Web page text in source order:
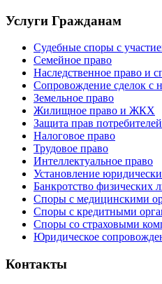
Услуги Гражданам
Судебные споры с
Семейное право
Наследственное право и
Сопровождение сделок с
Земельное право
Жилищное право и ЖКХ
Защита прав потребителей
Налоговое право
Трудовое право
Интеллектуальное право
Установление
Банкротство физических
Споры с медицинскими
Споры с кредитными
Споры со страховыми
Юридическое
Контакты